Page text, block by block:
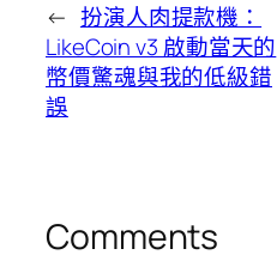
← 扮演人肉提款機：
LikeCoin v3 啟動當天的
幣價驚魂與我的低級錯
誤
Comments